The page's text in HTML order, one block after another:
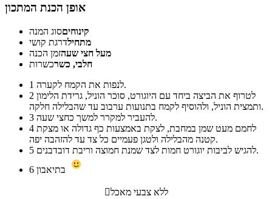
אופן הכנת המתכון
קינוחיםסוג המנה
מתחילדרגת קושי
מעל חצי שעהזמן הכנה
חלבי, כשרכשרות
1
לנפות את הקמח לקערה.
2
ותמצית הוניל, ולהוסיף לקמח בתנועות ערבוב עד שהבלילה חלקה.
3
להעביר למקרר למשך כחצי שעה.
4
קטנה מהבלילה ולטגן פעמיים כל צד עד להזהבה יפה.
5
להגיש לביבות יוגורט חמות לצד שמנת חמוצה וריבת דובדבנים.
6
ללא צבעי מאכל